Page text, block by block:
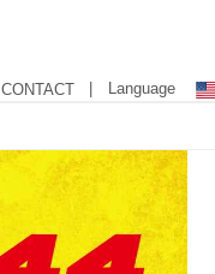
CONTACT | Language